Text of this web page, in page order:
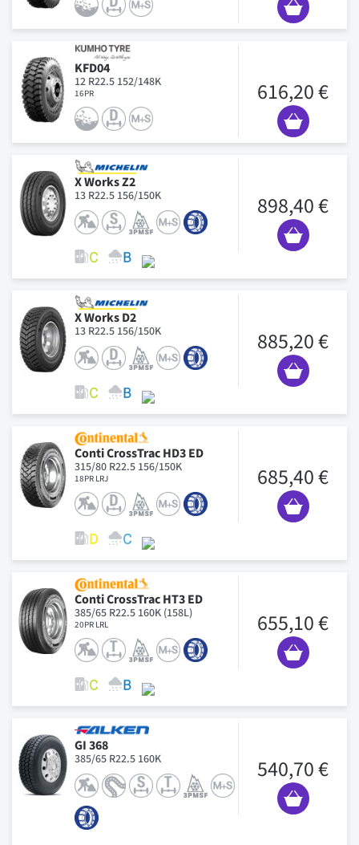
KFD04
12 R22.5 152/148K
16PR 616,20 €
X Works Z2
13 R22.5 156/150K 898,40 €
X Works D2
13 R22.5 156/150K 885,20 €
Conti CrossTrac HD3 ED
315/80 R22.5 156/150K
18PR LRJ 685,40 €
Conti CrossTrac HT3 ED
385/65 R22.5 160K (158L)
20PR LRL 655,10 €
GI 368
385/65 R22.5 160K 540,70 €